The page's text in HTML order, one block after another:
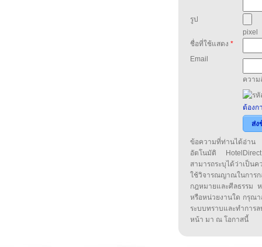
รูป
pixel
ชื่อที่ใช้แสดง *
Email
ความ
ต้องก
ส่ง
ข้อความที่ท่านได้อ่าน
อัตโนมัติ
สามารถระบุได้ว่าเป็น
ใช้วิจารณญาณในกา
กฎหมายและศีลธรรม
หรือหน่วยงานใด กรุณา
ระบบทราบและทำกา
หน้า มา ณ โอกาสนี้